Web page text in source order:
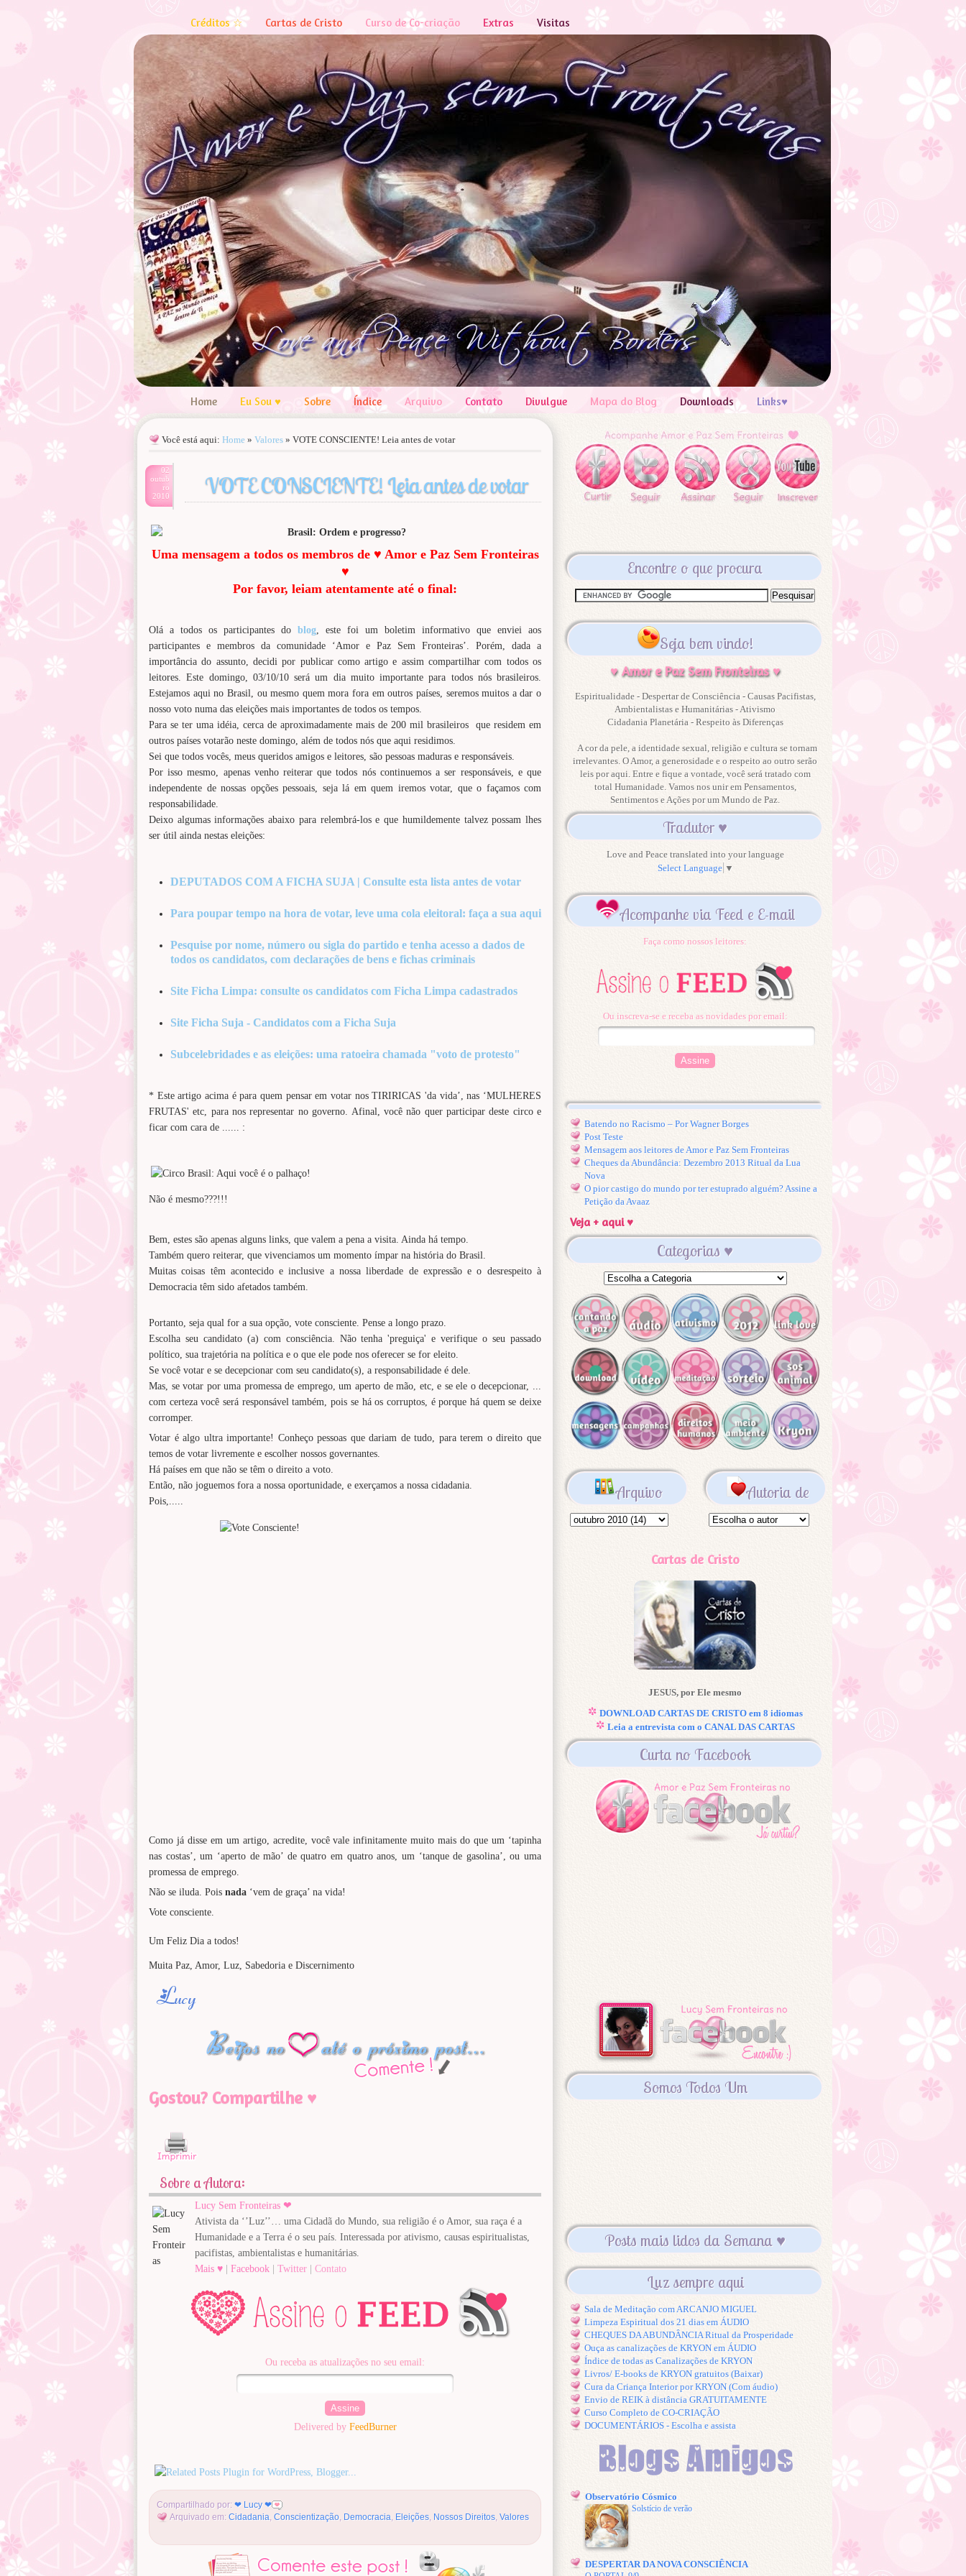
Créditos ☆ Cartas de Cristo Curso de Co-criação Extras Visitas
Home Eu Sou ♥ Sobre Índice Arquivo Contato Divulgue Mapa do Blog Downloads Links♥
Você está aqui: Home » Valores » VOTE CONSCIENTE! Leia antes de votar
02
outub
ro
2010
VOTE CONSCIENTE! Leia antes de votar
Uma mensagem a todos os membros de ♥ Amor e Paz Sem Fronteiras
♥
Por favor, leiam atentamente até o final:
Olá a todos os participantes do blog , este foi um boletim informativo que enviei aos
participantes e membros da comunidade ‘Amor e Paz Sem Fronteiras’. Porém, dada a
importância do assunto, decidi por publicar como artigo e assim compartilhar com todos os
leitores. Este domingo, 03/10/10 será um dia muito importante para todos nós brasileiros.
Estejamos aqui no Brasil, ou mesmo quem mora fora em outros países, seremos muitos a dar o
nosso voto numa das eleições mais importantes de todos os tempos.
Para se ter uma idéia, cerca de aproximadamente mais de 200 mil brasileiros que residem em
outros países votarão neste domingo, além de todos nós que aqui residimos.
Sei que todos vocês, meus queridos amigos e leitores, são pessoas maduras e responsáveis.
Por isso mesmo, apenas venho reiterar que todos nós continuemos a ser responsáveis, e que
independente de nossas opções pessoais, seja lá em quem iremos votar, que o façamos com
responsabilidade.
Deixo algumas informações abaixo para relembrá-los e que humildemente talvez possam lhes
ser útil ainda nestas eleições:
DEPUTADOS COM A FICHA SUJA | Consulte esta lista antes de votar
Para poupar tempo na hora de votar, leve uma cola eleitoral: faça a sua aqui
Pesquise por nome, número ou sigla do partido e tenha acesso a dados de
todos os candidatos, com declarações de bens e fichas criminais
Site Ficha Limpa: consulte os candidatos com Ficha Limpa cadastrados
Site Ficha Suja - Candidatos com a Ficha Suja
Subcelebridades e as eleições: uma ratoeira chamada "voto de protesto"
* Este artigo acima é para quem pensar em votar nos TIRIRICAS 'da vida’, nas ‘MULHERES
FRUTAS' etc, para nos representar no governo. Afinal, você não quer participar deste circo e
ficar com cara de ...... :
Não é mesmo???!!!
Bem, estes são apenas alguns links, que valem a pena a visita. Ainda há tempo.
Também quero reiterar, que vivenciamos um momento ímpar na história do Brasil.
Muitas coisas têm acontecido e inclusive a nossa liberdade de expressão e o desrespeito à
Democracia têm sido afetados também.
Portanto, seja qual for a sua opção, vote consciente. Pense a longo prazo.
Escolha seu candidato (a) com consciência. Não tenha 'preguiça' e verifique o seu passado
político, sua trajetória na política e o que ele pode nos oferecer se for eleito.
Se você votar e se decepcionar com seu candidato(s), a responsabilidade é dele.
Mas, se votar por uma promessa de emprego, um aperto de mão, etc, e se ele o decepcionar, ...
com certeza você será responsável também, pois se há os corruptos, é porque há quem se deixe
corromper.
Votar é algo ultra importante! Conheço pessoas que dariam de tudo, para terem o direito que
temos de votar livremente e escolher nossos governantes.
Há países em que não se têm o direito a voto.
Então, não joguemos fora a nossa oportunidade, e exerçamos a nossa cidadania.
Pois,.....
Como já disse em um artigo, acredite, você vale infinitamente muito mais do que um ‘tapinha
nas costas’, um ‘aperto de mão’ de quatro em quatro anos, um ‘tanque de gasolina’, ou uma
promessa de emprego.
Não se iluda. Pois nada ‘vem de graça’ na vida!
Vote consciente.
Um Feliz Dia a todos!
Muita Paz, Amor, Luz, Sabedoria e Discernimento
Gostou? Compartilhe ♥
Sobre a Autora:
Lucy Sem Fronteiras ❤
Ativista da ‘’Luz’’… uma Cidadã do Mundo, sua religião é o Amor, sua raça é a
Humanidade e a Terra é o seu país. Interessada por ativismo, causas espiritualistas,
pacifistas, ambientalistas e humanitárias.
Mais ♥ | Facebook | Twitter | Contato
Ou receba as atualizações no seu email:
Delivered by FeedBurner
Compartilhado por: ❤ Lucy ❤
Arquivado em: Cidadania Conscientização Democracia Eleições Nossos Direitos Valores
Encontre o que procura
Seja bem vindo!
♥ Amor e Paz Sem Fronteiras ♥
Espiritualidade - Despertar de Consciência - Causas Pacifistas,
Ambientalistas e Humanitárias - Ativismo
Cidadania Planetária - Respeito às Diferenças
A cor da pele, a identidade sexual, religião e cultura se tornam
irrelevantes. O Amor, a generosidade e o respeito ao outro serão
leis por aqui. Entre e fique a vontade, você será tratado com
total Humanidade. Vamos nos unir em Pensamentos,
Sentimentos e Ações por um Mundo de Paz.
Tradutor ♥
Love and Peace translated into your language
Select Language ▼
Acompanhe via Feed e E-mail
Faça como nossos leitores:
Ou inscreva-se e receba as novidades por email:
Batendo no Racismo – Por Wagner Borges
Post Teste
Mensagem aos leitores de Amor e Paz Sem Fronteiras
Cheques da Abundância: Dezembro 2013 Ritual da Lua
Nova
O pior castigo do mundo por ter estuprado alguém? Assine a
Petição da Avaaz
Veja + aqui ♥
Categorias ♥
Arquivo Autoria de
Cartas de Cristo
JESUS, por Ele mesmo
DOWNLOAD CARTAS DE CRISTO em 8 idiomas
Leia a entrevista com o CANAL DAS CARTAS
Curta no Facebook
Somos Todos Um
Posts mais lidos da Semana ♥
Luz sempre aqui
Sala de Meditação com ARCANJO MIGUEL
Limpeza Espiritual dos 21 dias em ÁUDIO
CHEQUES DA ABUNDÂNCIA Ritual da Prosperidade
Ouça as canalizações de KRYON em ÁUDIO
Índice de todas as Canalizações de KRYON
Livros/ E-books de KRYON gratuitos (Baixar)
Cura da Criança Interior por KRYON (Com áudio)
Envio de REIK à distância GRATUITAMENTE
Curso Completo de CO-CRIAÇÃO
DOCUMENTÁRIOS - Escolha e assista
Observatório Cósmico
Solstício de verão
DESPERTAR DA NOVA CONSCIÊNCIA